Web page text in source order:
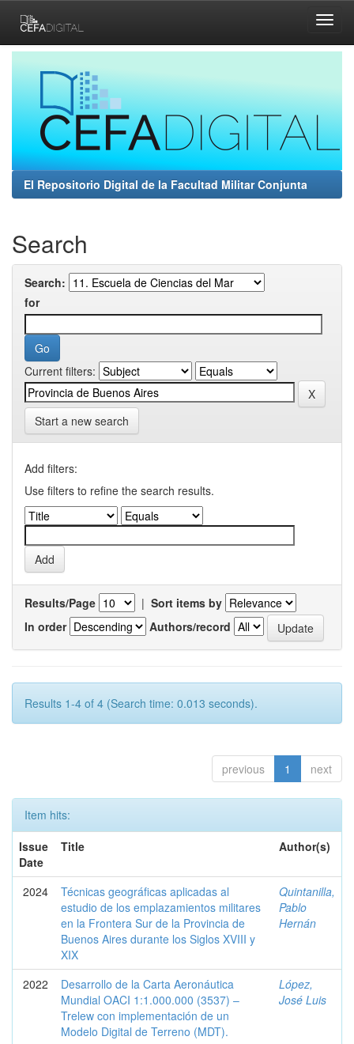
navigation
El Repositorio Digital de la Facultad Militar Conjunta
Search
Search:
for
Current filters:
Start a new search
Add filters:
Use filters to refine the search results.
Results/Page | Sort items by
In order
Authors/record
Results 1-4 of 4 (Search time: 0.013 seconds).
previous 1 next
Item hits:
Issue
Date
Title Author(s)
2024
Técnicas geográficas aplicadas al
estudio de los emplazamientos militares
en la Frontera Sur de la Provincia de
Buenos Aires durante los Siglos XVIII y
XIX
Quintanilla,
Pablo
Hernán
2022
Desarrollo de la Carta Aeronáutica
Mundial OACI 1:1.000.000 (3537) –
Trelew con implementación de un
Modelo Digital de Terreno (MDT).
López,
José Luis